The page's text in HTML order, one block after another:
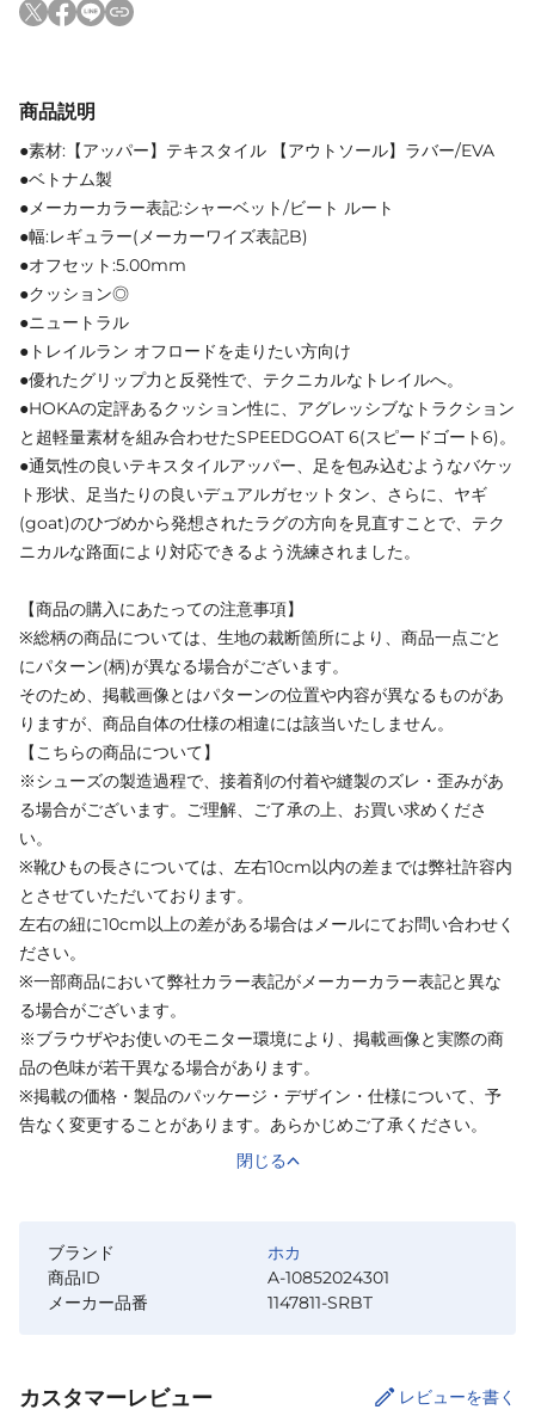
商品説明
●素材:【アッパー】テキスタイル 【アウトソール】ラバー/EVA
●ベトナム製
●メーカーカラー表記:シャーベット/ビート ルート
●幅:レギュラー(メーカーワイズ表記B)
●オフセット:5.00mm
●クッション◎
●ニュートラル
●トレイルラン オフロードを走りたい方向け
●優れたグリップ力と反発性で、テクニカルなトレイルへ。
●HOKAの定評あるクッション性に、アグレッシブなトラクション
と超軽量素材を組み合わせたSPEEDGOAT 6(スピードゴート6)。
●通気性の良いテキスタイルアッパー、足を包み込むようなバケッ
ト形状、足当たりの良いデュアルガセットタン、さらに、ヤギ
(goat)のひづめから発想されたラグの方向を見直すことで、テク
ニカルな路面により対応できるよう洗練されました。
【商品の購入にあたっての注意事項】
※総柄の商品については、生地の裁断箇所により、商品一点ごと
にパターン(柄)が異なる場合がございます。
そのため、掲載画像とはパターンの位置や内容が異なるものがあ
りますが、商品自体の仕様の相違には該当いたしません。
【こちらの商品について】
※シューズの製造過程で、接着剤の付着や縫製のズレ・歪みがあ
る場合がございます。ご理解、ご了承の上、お買い求めくださ
い。
※靴ひもの長さについては、左右10cm以内の差までは弊社許容内
とさせていただいております。
左右の紐に10cm以上の差がある場合はメールにてお問い合わせく
ださい。
※一部商品において弊社カラー表記がメーカーカラー表記と異な
る場合がございます。
※ブラウザやお使いのモニター環境により、掲載画像と実際の商
品の色味が若干異なる場合があります。
※掲載の価格・製品のパッケージ・デザイン・仕様について、予
告なく変更することがあります。あらかじめご了承ください。
閉じる
ブランド
ホカ
商品ID
A-10852024301
メーカー品番
1147811-SRBT
カスタマーレビュー レビューを書く